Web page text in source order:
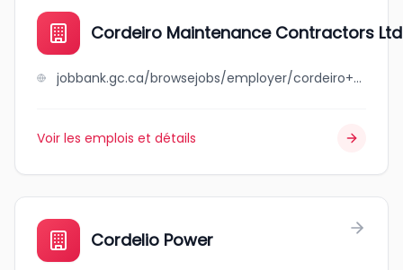
Cordeiro Maintenance Contractors
jobbank.gc.ca/browsejobs/employer/cordeiro+maintenance+contractors+ltd./ca
Voir les emplois et détails
Cordelio Power